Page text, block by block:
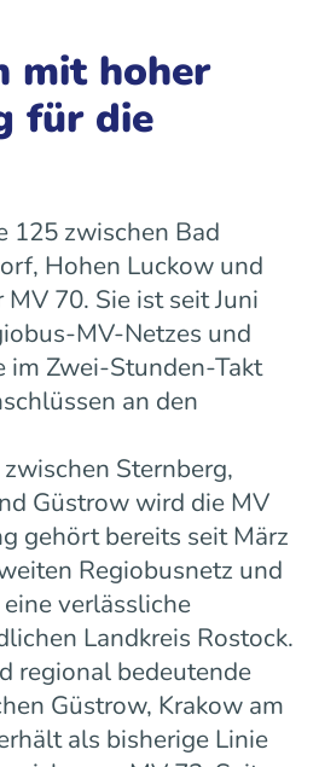
mit hoher
für die
125 zwischen Bad
Hohen Luckow und
70. Sie ist seit Juni
MV-Netzes und
im Zwei-Stunden-Takt
an den
Sternberg,
Güstrow wird die MV
gehört bereits seit März
Regiobusnetz und
verlässliche
Landkreis Rostock.
regional bedeutende
Güstrow, Krakow am
als bisherige Linie